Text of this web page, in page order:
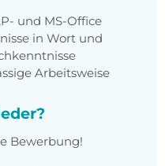
und MS-Office
in Wort und
Arbeitsweise
Bewerbung!